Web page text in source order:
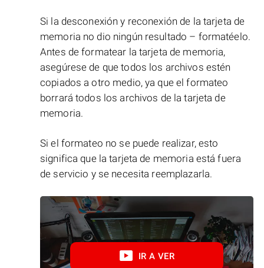
Si la desconexión y reconexión de la tarjeta de
memoria no dio ningún resultado – formatéelo.
Antes de formatear la tarjeta de memoria,
asegúrese de que todos los archivos estén
copiados a otro medio, ya que el formateo
borrará todos los archivos de la tarjeta de
memoria.
Si el formateo no se puede realizar, esto
significa que la tarjeta de memoria está fuera
de servicio y se necesita reemplazarla.
IR A VER